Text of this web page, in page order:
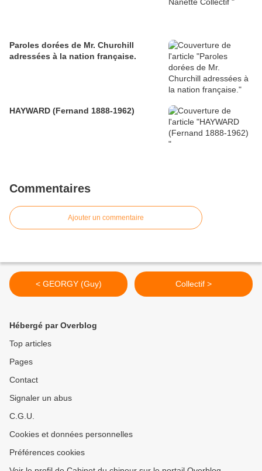
Paroles dorées de Mr. Churchill
adressées à la nation française.
HAYWARD (Fernand 1888-1962)
Commentaires
Ajouter un commentaire
< GEORGY (Guy) Collectif >
Hébergé par Overblog
Top articles
Pages
Contact
Signaler un abus
C.G.U.
Cookies et données personnelles
Préférences cookies